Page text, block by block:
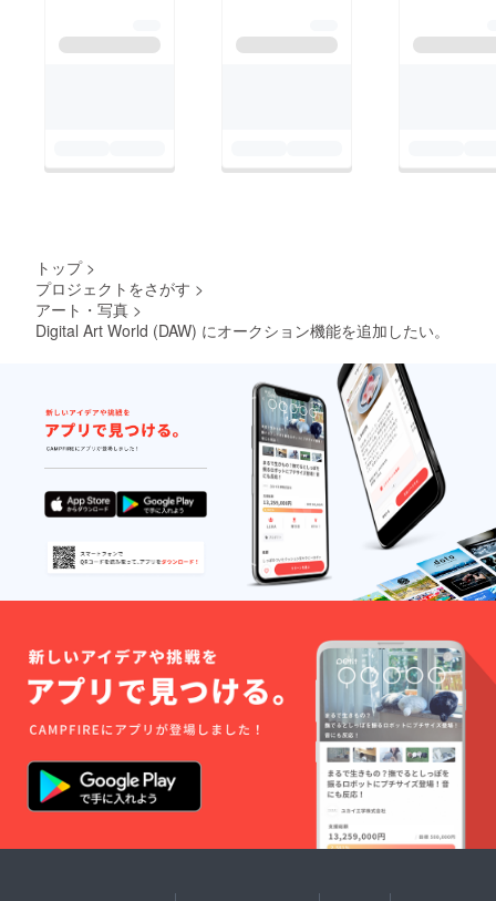
トップ >
プロジェクトをさがす >
アート・写真 >
Digital Art World (DAW) にオークション機能を追加したい。